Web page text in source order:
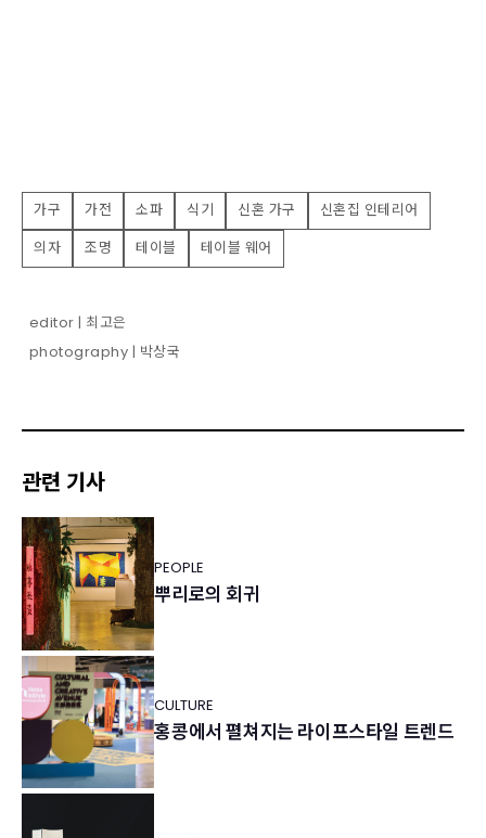
가구 가전 소파 식기 신혼 가구
신혼집 인테리어
의자
조명 테이블 테이블 웨어
editor | 최고은
photography | 박상국
관련 기사
PEOPLE
뿌리로의 회귀
CULTURE
홍콩에서 펼쳐지는 라이프스타일 트렌드